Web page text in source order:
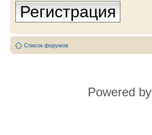
Регистрация
Список форумов
Powered by